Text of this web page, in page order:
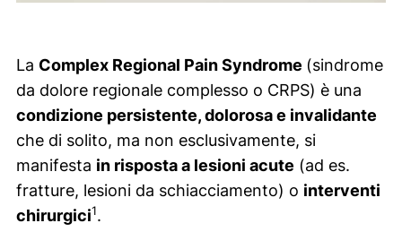
La Complex Regional Pain Syndrome (sindrome
da dolore regionale complesso o CRPS) è una
condizione persistente, dolorosa e invalidante
che di solito, ma non esclusivamente, si
manifesta in risposta a lesioni acute (ad es.
fratture, lesioni da schiacciamento) o interventi
chirurgici1.